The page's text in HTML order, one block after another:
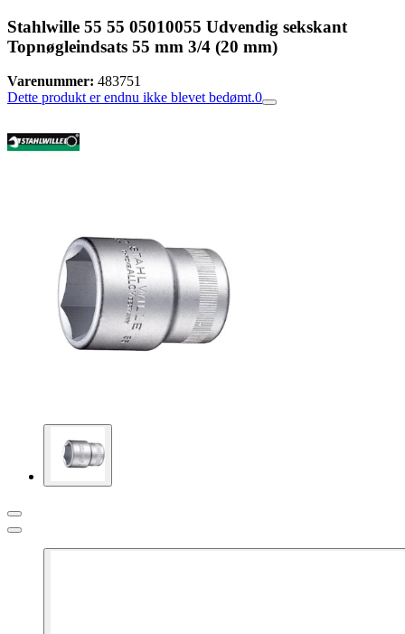
Stahlwille 55 55 05010055 Udvendig sekskant
Topnøgleindsats 55 mm 3/4 (20 mm)
Varenummer: 483751
Dette produkt er endnu ikke blevet bedømt.0